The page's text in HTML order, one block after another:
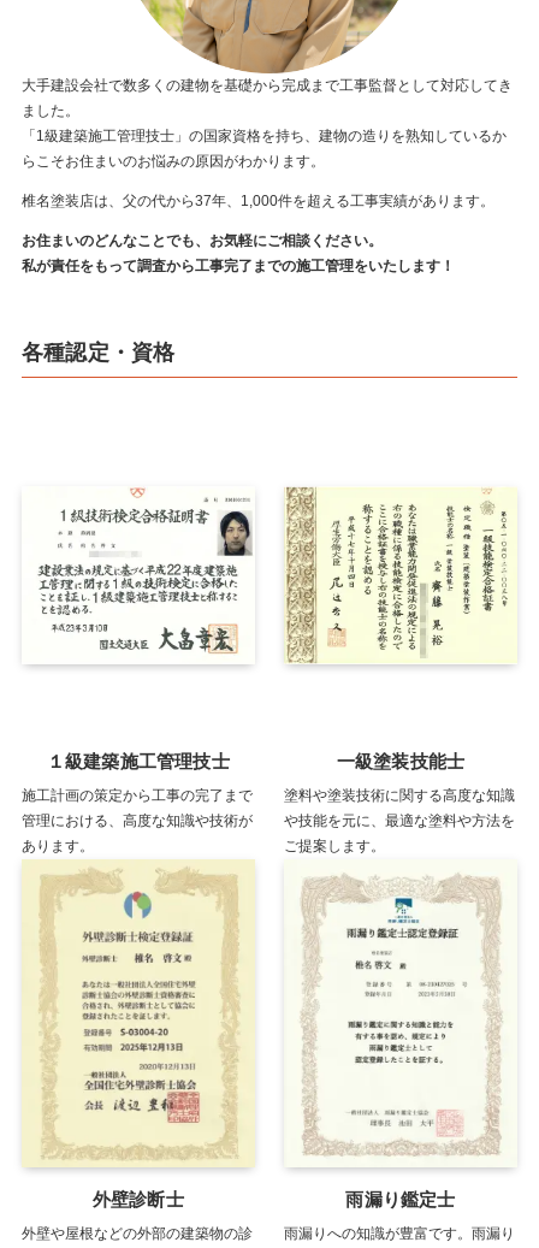
大手建設会社で数多くの建物を基礎から完成まで工事監督として対応してき
ました。
「1級建築施工管理技士」の国家資格を持ち、建物の造りを熟知しているか
らこそお住まいのお悩みの原因がわかります。
椎名塗装店は、父の代から37年、1,000件を超える工事実績があります。
お住まいのどんなことでも、お気軽にご相談ください。
私が責任をもって調査から工事完了までの施工管理をいたします！
各種認定・資格
１級建築施工管理技士
施工計画の策定から工事の完了まで
管理における、高度な知識や技術が
あります。
一級塗装技能士
塗料や塗装技術に関する高度な知識
や技能を元に、最適な塗料や方法を
ご提案します。
外壁診断士
外壁や屋根などの外部の建築物の診
雨漏り鑑定士
雨漏りへの知識が豊富です。雨漏り